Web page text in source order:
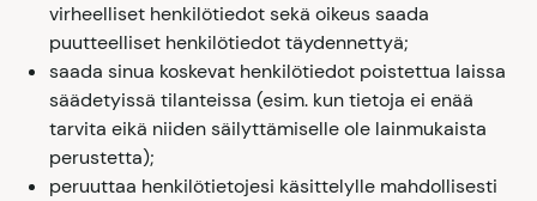
virheelliset henkilötiedot sekä oikeus saada
puutteelliset henkilötiedot täydennettyä;
saada sinua koskevat henkilötiedot poistettua laissa
säädetyissä tilanteissa (esim. kun tietoja ei enää
tarvita eikä niiden säilyttämiselle ole lainmukaista
perustetta);
peruuttaa henkilötietojesi käsittelylle mahdollisesti